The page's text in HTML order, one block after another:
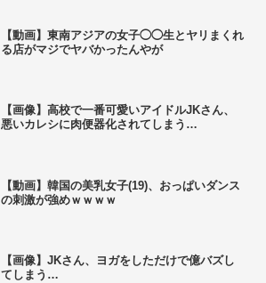
【動画】東南アジアの女子◯◯生とヤリまくれ
る店がマジでヤバかったんやが
【画像】高校で一番可愛いアイドルJKさん、
悪いカレシに肉便器化されてしまう…
【動画】韓国の美乳女子(19)、おっぱいダンス
の刺激が強めｗｗｗｗ
【画像】JKさん、ヨガをしただけで億バズし
てしまう…